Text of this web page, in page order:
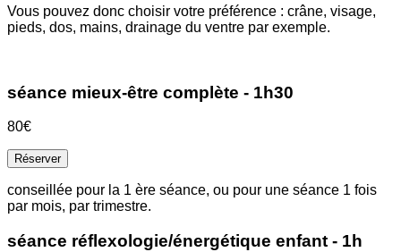
Vous pouvez donc choisir votre préférence : crâne, visage,
pieds, dos, mains, drainage du ventre par exemple.
séance mieux-être complète - 1h30
80€
Réserver
conseillée pour la 1 ère séance, ou pour une séance 1 fois
par mois, par trimestre.
séance réflexologie/énergétique enfant - 1h